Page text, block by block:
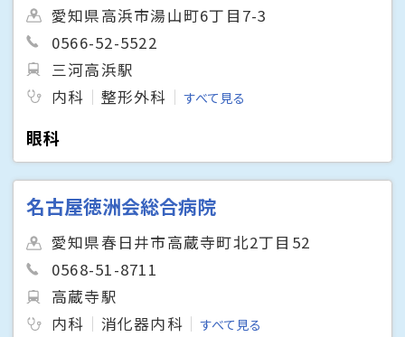
愛知県高浜市湯山町6丁目7-3
0566-52-5522
三河高浜駅
内科
整形外科 すべて見る
眼科
名古屋徳洲会総合病院
愛知県春日井市高蔵寺町北2丁目52
0568-51-8711
高蔵寺駅
内科
消化器内科 すべて見る